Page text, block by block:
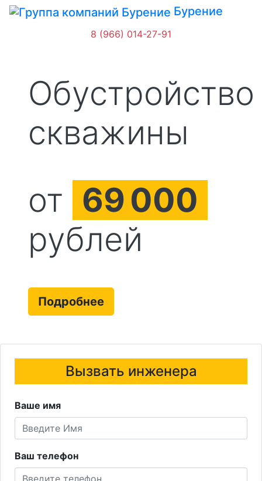
Бурение
8 (966) 014-27-91
Обустройство
скважины
от 69000
рублей
Подробнее
Вызвать инженера
Ваше имя
Ваш телефон